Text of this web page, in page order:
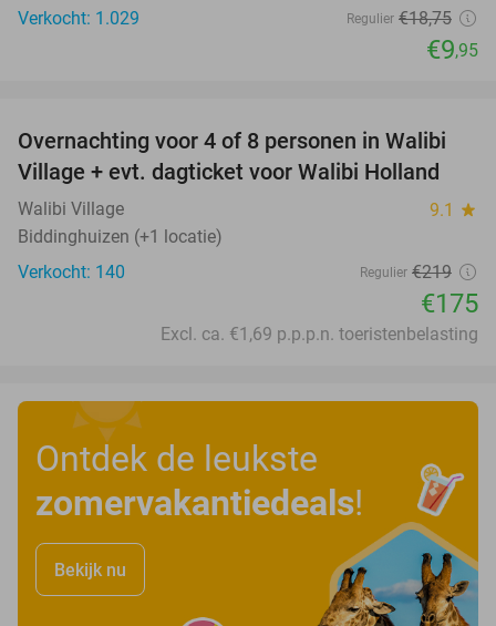
Verkocht: 1.029
Regulier €18,75
€9,95
20%
Overnachting voor 4 of 8 personen in Walibi
Village + evt. dagticket voor Walibi Holland
Walibi Village 9.1 star
Biddinghuizen (+1 locatie)
Verkocht: 140
Regulier €219
€175
Excl. ca. €1,69 p.p.p.n. toeristenbelasting
Ontdek de leukste
zomervakantiedeals!
Bekijk nu